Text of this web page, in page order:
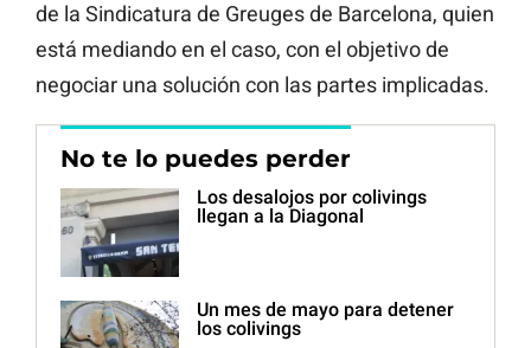
de la Sindicatura de Greuges de Barcelona, quien
está mediando en el caso, con el objetivo de
negociar una solución con las partes implicadas.
No te lo puedes perder
Los desalojos por colivings
llegan a la Diagonal
Un mes de mayo para detener
los colivings